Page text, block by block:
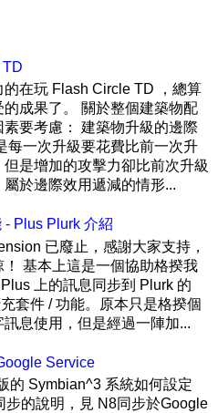
在玩 Flash Circle TD ，總算
成果了。 關於整個建築物配
要考慮： 建築物升級的邊際
每一次升級要花費比前一次升
是增加的攻擊力卻比前次升級
於邊際效用遞減的情形...
- Plus Plurk 介紹
已廢止，感謝大家支持，
基本上這是一個協助格揆我
上的訊息同步到 Plurk 的
套件 / 功能。原本只是格揆個
訊息使用，但是經過一陣加...
Service
的 Symbian^3 系統如何設定
步的說明，見 N8同步於Google